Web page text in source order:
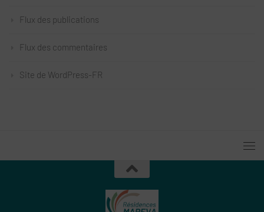
Flux des publications
Flux des commentaires
Site de WordPress-FR